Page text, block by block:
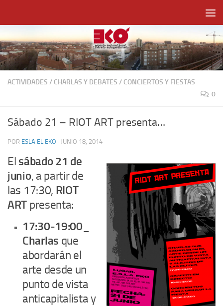
ACTIVIDADES / CHARLAS Y DEBATES / CONCIERTOS Y FIESTAS
0
Sábado 21 – RIOT ART presenta…
POR ESLA EL EKO · JUNIO 18, 2014
El sábado 21 de
junio, a partir de
las 17:30, RIOT
ART presenta:
17:30-19:00_
Charlas que
abordarán el
arte desde un
punto de vista
anticapitalista y